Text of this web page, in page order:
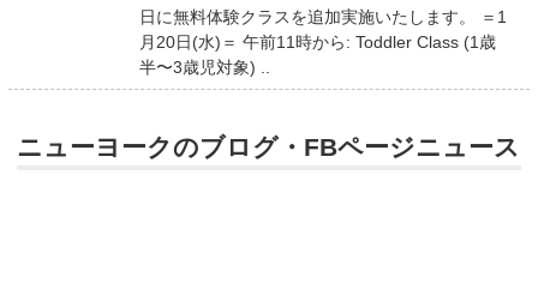
日に無料体験クラスを追加実施いたします。 ＝1
月20日(水)＝ 午前11時から: Toddler Class (1歳
半〜3歳児対象) ..
ニューヨークのブログ・FBページニュース